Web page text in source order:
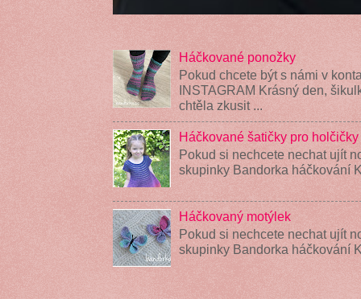
Háčkované ponožky
Pokud chcete být s námi v
INSTAGRAM Krásný den,
chtěla zkusit ...
Háčkované šatičky pro holčičky
Pokud si nechcete nechat ujít
skupinky Bandorka háčkování
Háčkovaný motýlek
Pokud si nechcete nechat ujít
skupinky Bandorka háčkování